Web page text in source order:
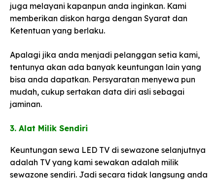
juga melayani kapanpun anda inginkan. Kami
memberikan diskon harga dengan Syarat dan
Ketentuan yang berlaku.
Apalagi jika anda menjadi pelanggan setia kami,
tentunya akan ada banyak keuntungan lain yang
bisa anda dapatkan. Persyaratan menyewa pun
mudah, cukup sertakan data diri asli sebagai
jaminan.
3. Alat Milik Sendiri​
Keuntungan sewa LED TV di sewazone selanjutnya
adalah TV yang kami sewakan adalah milik
sewazone sendiri. Jadi secara tidak langsung anda